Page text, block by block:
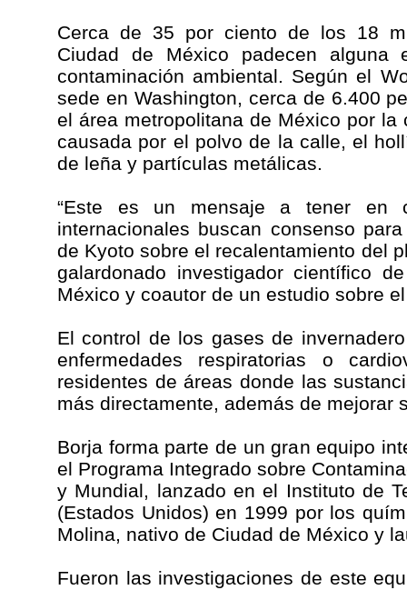
Cerca de 35 por ciento de los 18
Ciudad de México padecen alguna
contaminación ambiental. Según el
sede en Washington, cerca de 6.400
el área metropolitana de México por la
causada por el polvo de la calle, el
de leña y partículas metálicas.
“Este es un mensaje a tener en
internacionales buscan consenso
de Kyoto sobre el recalentamiento del
galardonado investigador científico
México y coautor de un estudio sobre
El control de los gases de
enfermedades respiratorias o
residentes de áreas donde las
más directamente, además de mejorar
Borja forma parte de un gran equipo
el Programa Integrado sobre
y Mundial, lanzado en el Instituto de
(Estados Unidos) en 1999 por los
Molina, nativo de Ciudad de México y
Fueron las investigaciones de este